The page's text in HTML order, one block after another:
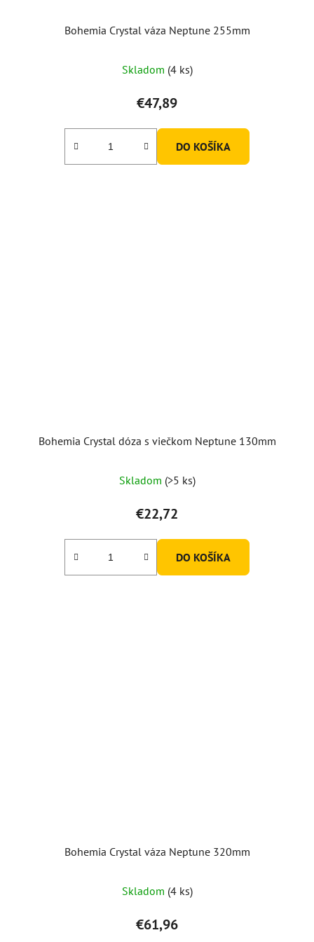
Bohemia Crystal váza Neptune 255mm
Skladom (4 ks)
€47,89
DO KOŠÍKA
Bohemia Crystal dóza s viečkom Neptune 130mm
Skladom (>5 ks)
€22,72
DO KOŠÍKA
Bohemia Crystal váza Neptune 320mm
Skladom (4 ks)
€61,96